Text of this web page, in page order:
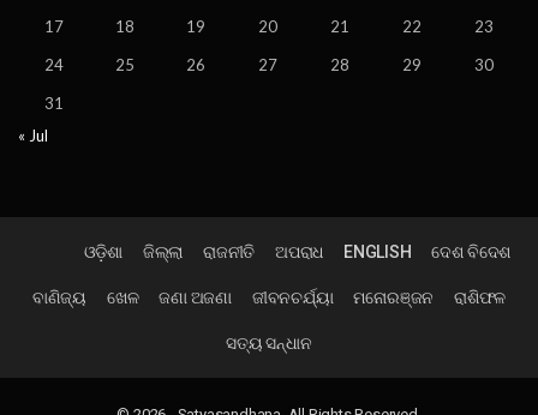
17
18 19 20 21 22
23
24
25 26 27 28 29
30
31
« Jul
ଓଡ଼ିଶା ଜିଲ୍ଲା ରାଜନୀତି ଅପରାଧ ENGLISH ଦେଶ ବିଦେଶ
ବାଣିଜ୍ୟ ଖେଳ ଜଣା ଅଜଣା ଜୀବନଚର୍ଯ୍ୟା ମନୋରଞ୍ଜନ ରାଶିଫଳ
ସତ୍ୟ ସନ୍ଧାନ